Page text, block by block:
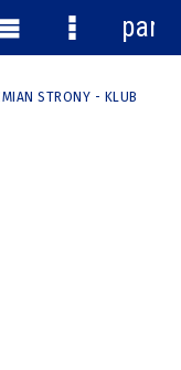
STRONY - KLUB
Menu
panel